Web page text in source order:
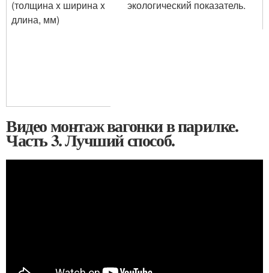
(толщина x ширина x
длина, мм)
экологический показатель.
Видео монтаж вагонки в парилке.
Часть 3. Лучший способ.